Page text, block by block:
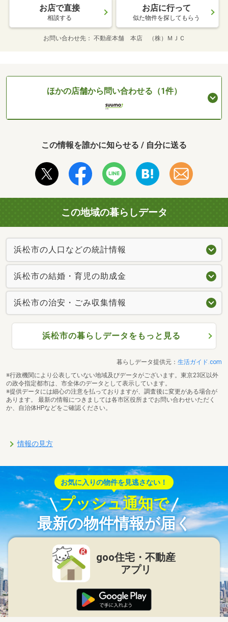
お店で直接
相談する
お店に行って
似た物件を探してもらう
お問い合わせ先 不動産本舗 本店 （株）ＭＪＣ
ほかの店舗から問い合わせる（1件）
この情報を誰かに知らせる / 自分に送る
この地域の暮らしデータ
浜松市の人口などの統計情報
浜松市の結婚・育児の助成金
浜松市の治安・ごみ収集情報
浜松市の暮らしデータをもっと見る
暮らしデータ提供元： 生活ガイド.com
※行政機関により公表していない地域及びデータがございます。東京23区以外
の政令指定都市は、市全体のデータとして表示しています。
※提供データには細心の注意を払っておりますが、調査後に変更がある場合が
あります。 最新の情報につきましては各市区役所までお問い合わせいただく
か、自治体HPなどをご確認ください。
情報の見方
お気に入りの物件を見逃さない！
プッシュ通知で
最新の物件情報が届く
goo住宅・不動産
アプリ